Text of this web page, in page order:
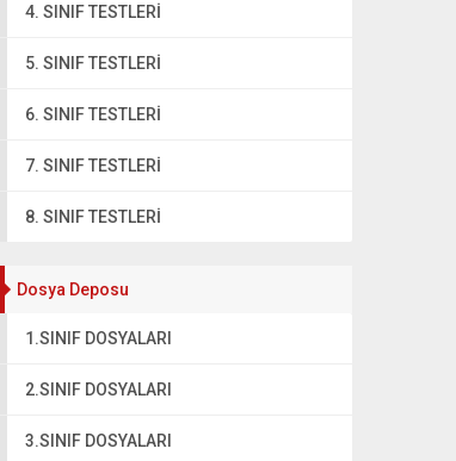
4. SINIF TESTLERI
5. SINIF TESTLERI
6. SINIF TESTLERI
7. SINIF TESTLERI
8. SINIF TESTLERI
Dosya Deposu
1.SINIF DOSYALARI
2.SINIF DOSYALARI
3.SINIF DOSYALARI